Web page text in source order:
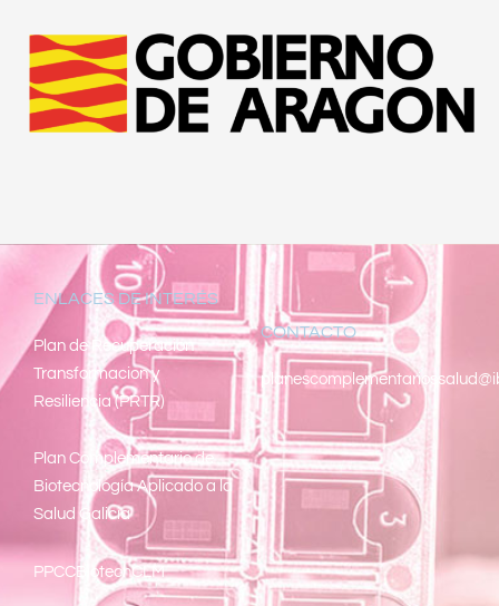
ENLACES DE INTERÉS
Pl an de Recuperacion
Transformacion y
Resiliencia (PRTR)
Plan Complementario de
Biotecnología Aplicado a la
Salud Galicia
PPCCBiotechCLM
CONTACTO